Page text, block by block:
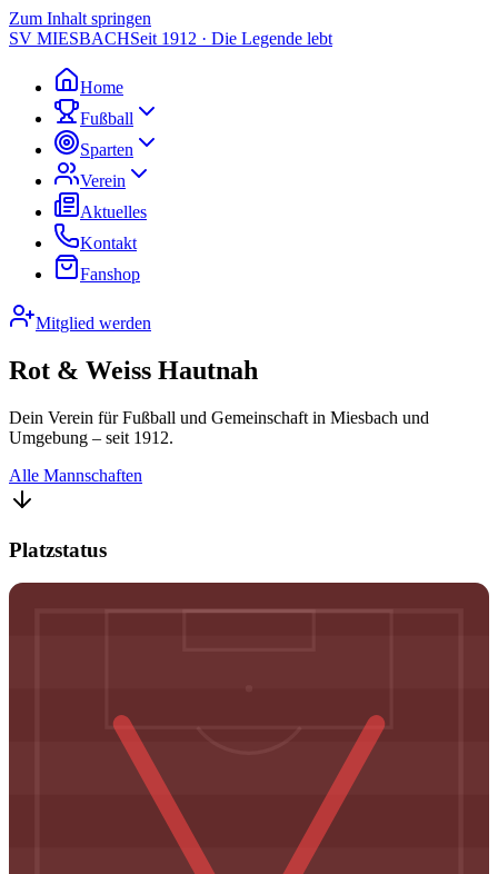
Zum Inhalt springen
SV MIESBACHSeit 1912 · Die Legende lebt
Home
Fußball
Sparten
Verein
Aktuelles
Kontakt
Fanshop
Mitglied werden
Rot & Weiss Hautnah
Dein Verein für Fußball und Gemeinschaft in Miesbach und
Umgebung – seit 1912.
Alle Mannschaften
Platzstatus